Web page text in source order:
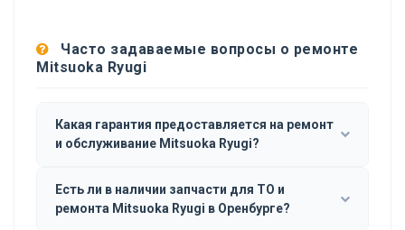
Часто задаваемые вопросы о ремонте
Mitsuoka Ryugi
Какая гарантия предоставляется на ремонт
и обслуживание Mitsuoka Ryugi?
Есть ли в наличии запчасти для ТО и
ремонта Mitsuoka Ryugi в Оренбурге?